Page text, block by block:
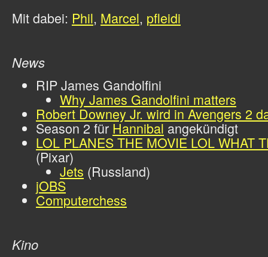
Mit dabei: Phil, Marcel, pfleidi
News
RIP James Gandolfini
Why James Gandolfini matters
Robert Downey Jr. wird in Avengers 2
Season 2 fürHannibalangekündigt
LOL PLANES THE MOVIE LOL WHAT
(Pixar)
Jets (Russland)
jOBS
Computerchess
Kino